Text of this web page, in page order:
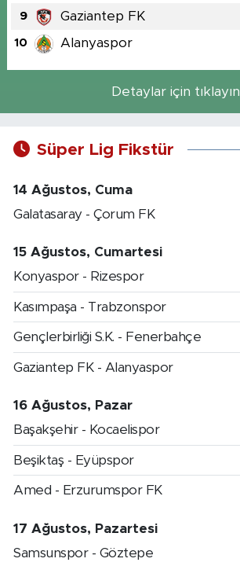
9 Gaziantep FK
10 Alanyaspor
Detaylar için tıklayın
Süper Lig Fikstür
14 Ağustos, Cuma
Galatasaray - Çorum FK
15 Ağustos, Cumartesi
Konyaspor - Rizespor
Kasımpaşa - Trabzonspor
Gençlerbirliği S.K. - Fenerbahçe
Gaziantep FK - Alanyaspor
16 Ağustos, Pazar
Başakşehir - Kocaelispor
Beşiktaş - Eyüpspor
Amed - Erzurumspor FK
17 Ağustos, Pazartesi
Samsunspor - Göztepe